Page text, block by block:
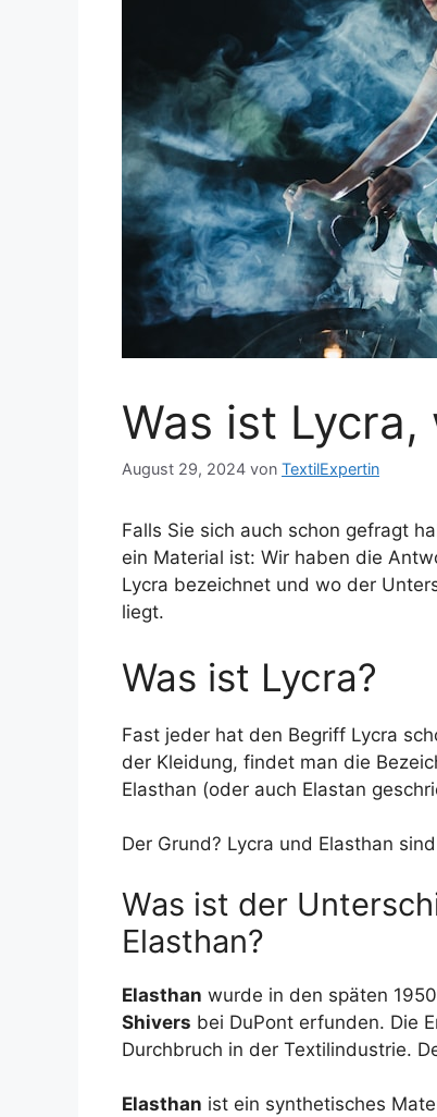
Was ist
August 29, 2024 von TextilExpertin
Falls Sie sich auch schon gefragt
ein Material ist: Wir haben die
Lycra bezeichnet und wo der
liegt.
Was ist Lycra?
Fast jeder hat den Begriff Lycra
der Kleidung, findet man die
Elasthan (oder auch Elastan
Der Grund? Lycra und Elasthan
Was ist der
Elasthan?
Elasthan wurde in den späten
Shivers bei DuPont erfunden. Die
Durchbruch in der Textilindustrie.
Elasthan ist ein synthetisches